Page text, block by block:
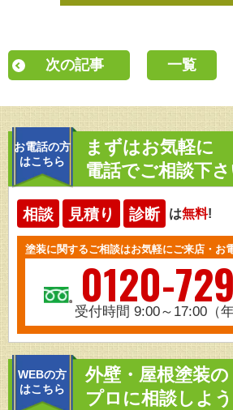
次の記事 一覧
お電話の方
はこちら
まずはお気軽に
電話でご相談下
相談 見積り 診断 は無料!
塗装に関するご相談はお気軽にご来店・お
0120-
受付時間 9:00～17:00（年
WEBの方
はこちら
外壁・屋根塗装の
プロに相談しよ